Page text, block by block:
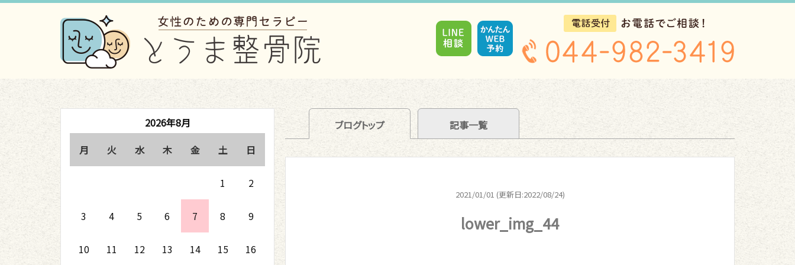
ブログトップ 記事一覧
2021/01/01 (更新日:2022/08/24)
lower_img_44
2026年8月
月
火 水 木 金 土 日
1 2
3 4 5 6 7 8 9
10 11 12 13 14 15 16